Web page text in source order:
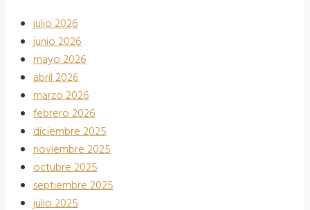
julio 2026
junio 2026
mayo 2026
abril 2026
marzo 2026
febrero 2026
diciembre 2025
noviembre 2025
octubre 2025
septiembre 2025
julio 2025